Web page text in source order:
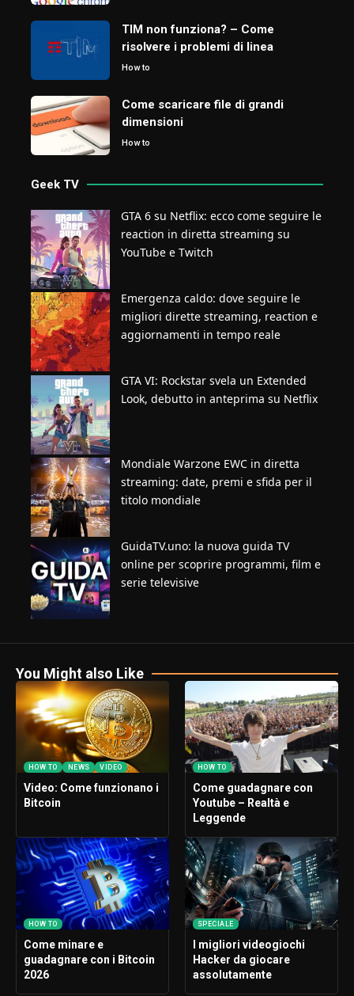
TIM non funziona? – Come
risolvere i problemi di linea
How to
Come scaricare file di grandi
dimensioni
How to
Geek TV
GTA 6 su Netflix: ecco come seguire le
reaction in diretta streaming su
YouTube e Twitch
Emergenza caldo: dove seguire le
migliori dirette streaming, reaction e
aggiornamenti in tempo reale
GTA VI: Rockstar svela un Extended
Look, debutto in anteprima su Netflix
Mondiale Warzone EWC in diretta
streaming: date, premi e sfida per il
titolo mondiale
GuidaTV.uno: la nuova guida TV
online per scoprire programmi, film e
serie televisive
You Might also Like
HOW TO NEWS VIDEO
Video: Come funzionano i
Bitcoin
HOW TO
Come guadagnare con
Youtube – Realtà e
Leggende
HOW TO
Come minare e
guadagnare con i Bitcoin
2026
SPECIALE
I migliori videogiochi
Hacker da giocare
assolutamente